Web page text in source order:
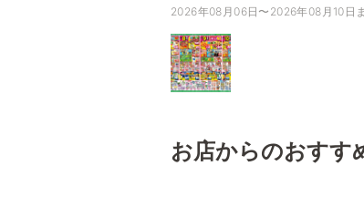
2026年08月06日〜2026年08月10日
お店からのおすす